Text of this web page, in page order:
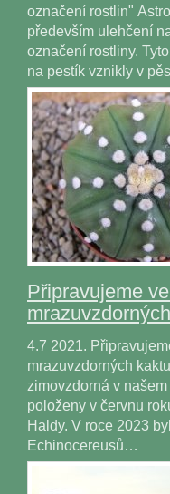
označení rostlin"
především ulehčení
označení rostliny.
na pestík vznikly v
Připravujeme
4.7 2021.
mrazuvzdorných
zimovzdorná v
položeny v červnu
Haldy. V roce 2023
Echinocereusů…